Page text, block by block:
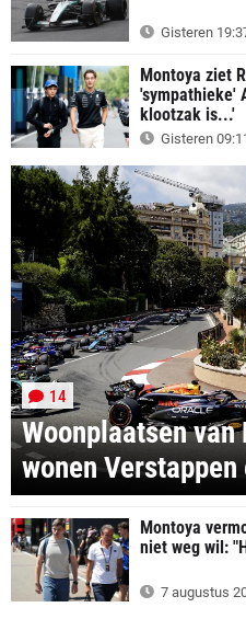
Gisteren
Montoya ziet
'sympathieke'
klootzak is...'
Gisteren
Woonplaatsen
wonen
14
Montoya
niet weg wil:
7 augustus